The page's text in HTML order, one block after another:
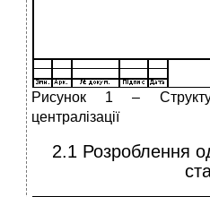
Рисунок 1 –
централізації
2.1 Розроблення